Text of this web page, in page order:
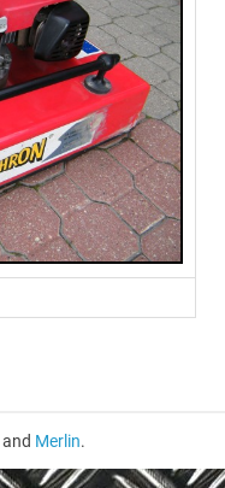
and Merlin.